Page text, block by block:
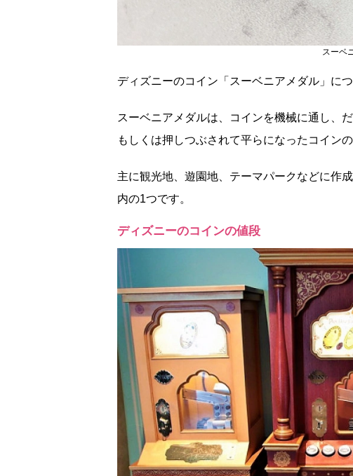
スーベ
ディズニーのコイン「スーベニアメダル」に
スーベニアメダルは、コインを機械に通し、
もしくは押しつぶされて平らになったコインの
主に観光地、遊園地、テーマパークなどに作
内の1つです。
ディズニーのコインの値段